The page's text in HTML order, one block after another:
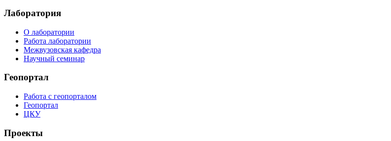
Лаборатория
О лаборатории
Работа лаборатории
Межвузовская кафедра
Научный семинар
Геопортал
Работа с геопорталом
Геопортал
ЦКУ
Проекты